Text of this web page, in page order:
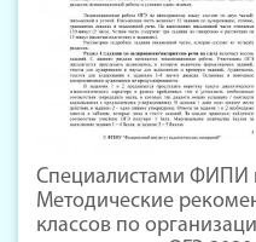
Специалистами ФИПИ
Методические
классов по